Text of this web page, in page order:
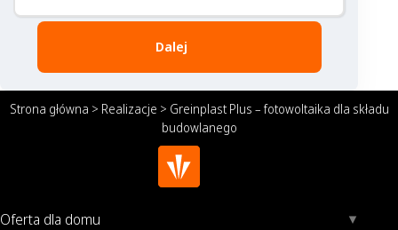
Dalej
Strona główna > Realizacje > Greinplast Plus – fotowoltaika dla składu
budowlanego
Oferta dla domu